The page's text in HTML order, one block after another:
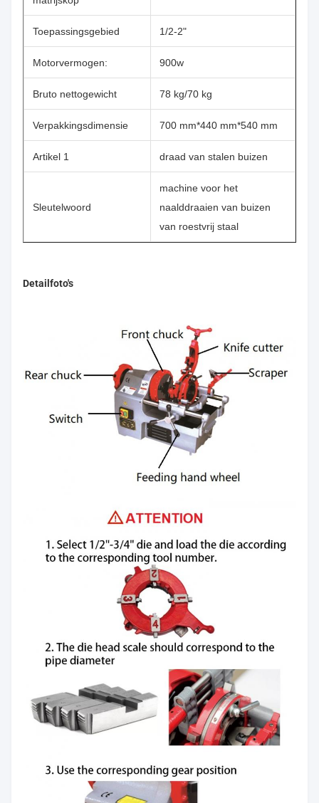
Toepassingsgebied 1/2-2"
Motorvermogen: 900w
Bruto nettogewicht 78 kg/70 kg
Verpakkingsdimensie 700 mm*440 mm*540 mm
Artikel 1 draad van stalen buizen
Sleutelwoord
machine voor het
naalddraaien van buizen
van roestvrij staal
Detailfoto's